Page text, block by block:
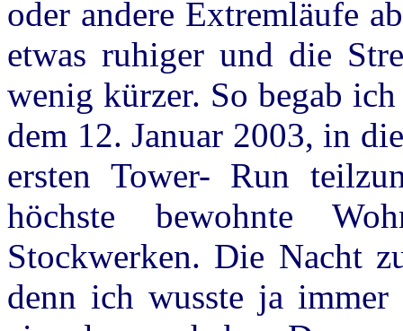
oder andere Extremläufe
etwas ruhiger und die
wenig kürzer. So begab
dem 12. Januar 2003, in
ersten Tower- Run
höchste bewohnte
Stockwerken. Die Nacht
denn ich wusste ja